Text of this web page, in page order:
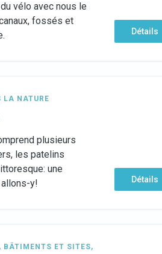
vélo avec nous le
fossés et
Détails
LA NATURE
plusieurs
les patelins
une
y!
Détails
, BÂTIMENTS ET SITES,